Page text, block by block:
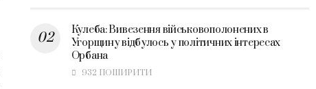
Кулеба: Вивезення військовополонених в
Угорщину відбулось у політичних інтересах
Орбана
932 ПОШИРИТИ